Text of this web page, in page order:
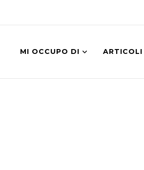
MI OCCUPO DI ARTICOLI